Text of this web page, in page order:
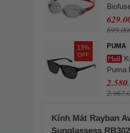
Red
13%
OFF
PUMA
Puma
Màu
Kính Mát Rayban
Sunglassess